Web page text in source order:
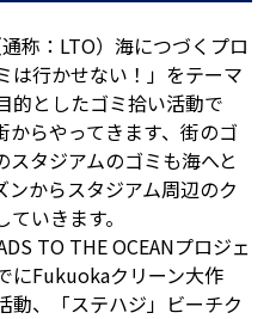
通称：LTO）海につづくプロ
は行かせない！」をテーマ
的としたゴミ拾い活動で
からやってきます、街のゴ
タジアムのゴミも海へと
からスタジアム周辺のク
いきます。
TO THE OCEANプロジェ
にFukuokaクリーン大作
動、「ステハジ」ビーチク